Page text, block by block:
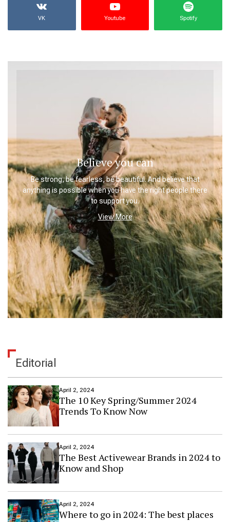
VK Youtube Spotify
Believe you can
Be strong, be fearless, be beautiful. And believe that
anything is possible when you have the right people there
to support you.
View More
Editorial
April 2, 2024
The 10 Key Spring/Summer 2024
Trends To Know Now
April 2, 2024
The Best Activewear Brands in 2024 to
Know and Shop
April 2, 2024
Where to go in 2024: The best places